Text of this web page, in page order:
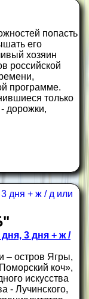
попасть
его
хозяин
российской
программе.
только
дорожки,
3 дня + ж /
– остров Ягры,
коч»,
искусства
- Лучинского,